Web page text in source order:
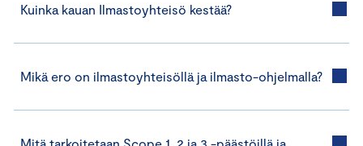
Kuinka kauan Ilmastoyhteisö kestää?
Mikä ero on ilmastoyhteisöllä ja ilmasto-ohjelmalla?